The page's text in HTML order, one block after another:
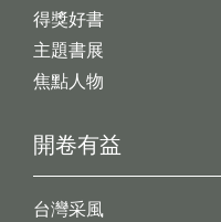
開卷有益
台灣采風
得獎好書
主題書展
焦點人物